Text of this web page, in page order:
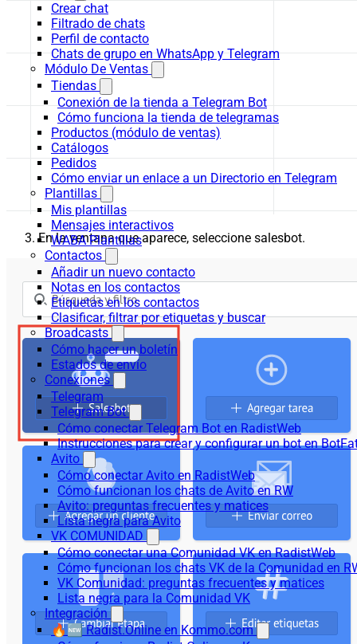
Crear chat
Filtrado de chats
Perfil de contacto
Chats de grupo en WhatsApp y Telegram
Módulo De Ventas
Tiendas
Conexión de la tienda a Telegram Bot
Cómo funciona la tienda de telegramas
Productos (módulo de ventas)
Catálogos
Pedidos
Cómo enviar un enlace a un Directorio en Telegram
Plantillas
Mis plantillas
Mensajes interactivos
WABA Plantillas
Contactos
Añadir un nuevo contacto
Notas en los contactos
Etiquetas en los contactos
Clasificar, filtrar por etiquetas y buscar
Broadcasts
Cómo hacer un boletín
Estados de envío
Conexiones
Telegram
Telegram Bot
Cómo conectar Telegram Bot en RadistWeb
Instrucciones para crear y configurar un bot en
Avito
Cómo conectar Avito en RadistWeb
Cómo funcionan los chats de Avito en RW
Avito: preguntas frecuentes y matices
Lista negra para Avito
VK COMUNIDAD
Cómo conectar una Comunidad VK en RadistWeb
Cómo funcionan los chats VK de la Comunidad en
VK Comunidad: preguntas frecuentes y matices
Lista negra para la Comunidad VK
Integración
🔥🆕 Radist.Online en Kommo.com
En la ventana que aparece, seleccione salesbot.